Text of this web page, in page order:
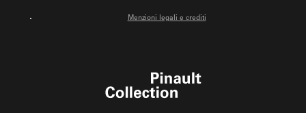
Menzioni legali e crediti